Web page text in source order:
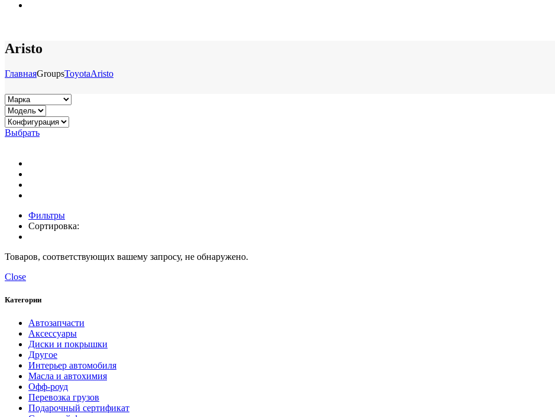
Aristo
ГлавнаяGroupsToyotaAristo
Выбрать
Фильтры
Сортировка:
Товаров, соответствующих вашему запросу, не обнаружено.
Close
Категории
Автозапчасти
Аксессуары
Диски и покрышки
Другое
Интерьер автомобиля
Масла и автохимия
Офф-роуд
Перевозка грузов
Подарочный сертификат